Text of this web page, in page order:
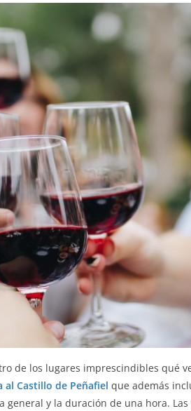
de los lugares imprescindibles qué
al Castillo de Peñafiel que además
general y la duración de una hora.